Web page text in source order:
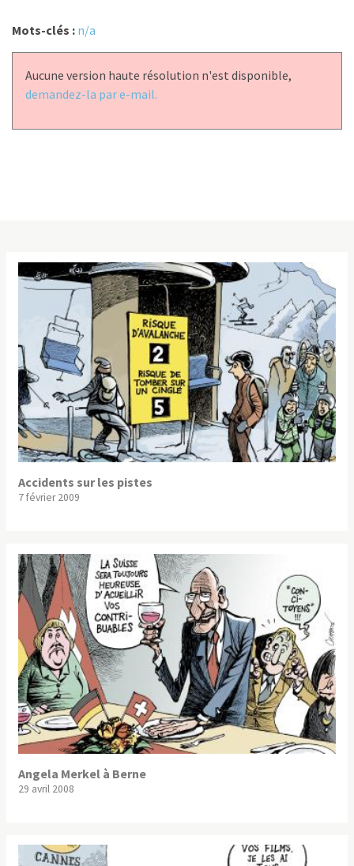
Mots-clés : n/a
Aucune version haute résolution n'est disponible,
demandez-la par e-mail.
Accidents sur les pistes
7 février 2009
Angela Merkel à Berne
29 avril 2008